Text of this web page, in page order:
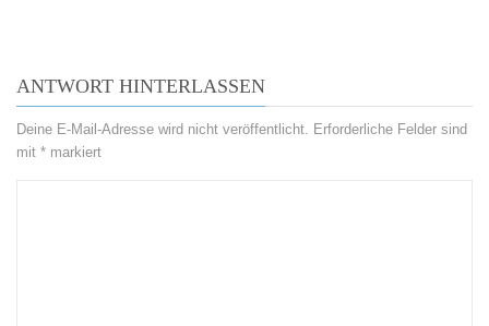
ANTWORT HINTERLASSEN
Deine E-Mail-Adresse wird nicht veröffentlicht. Erforderliche Felder sind
mit * markiert